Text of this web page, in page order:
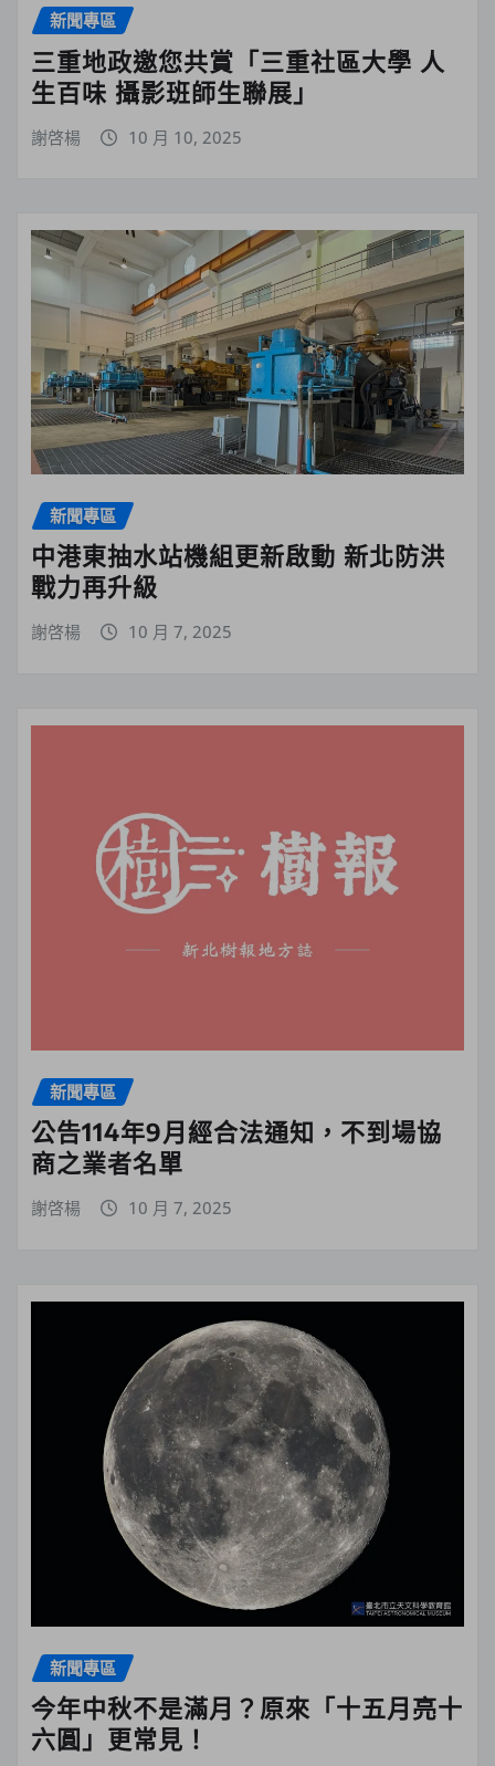
新聞專區
三重地政邀您共賞「三重社區大學 人
生百味 攝影班師生聯展」
謝啓楊 10 月 10, 2025
新聞專區
中港東抽水站機組更新啟動 新北防洪
戰力再升級
謝啓楊 10 月 7, 2025
新聞專區
公告114年9月經合法通知，不到場協
商之業者名單
謝啓楊 10 月 7, 2025
新聞專區
今年中秋不是滿月？原來「十五月亮十
六圓」更常見！